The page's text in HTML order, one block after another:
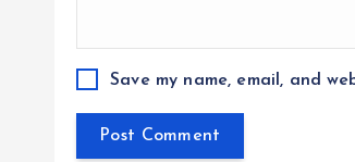
Save my name, email, and